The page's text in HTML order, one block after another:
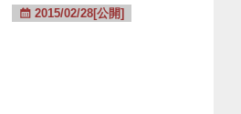
2015/02/28[公開]